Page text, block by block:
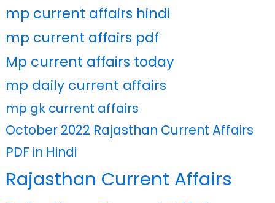
mp current affairs hindi
mp current affairs pdf
Mp current affairs today
mp daily current affairs
mp gk current affairs
October 2022 Rajasthan Current Affairs
PDF in Hindi
Rajasthan Current Affairs